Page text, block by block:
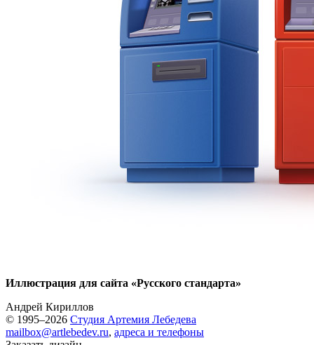
Иллюстрация для сайта «Русского стандарта»
Андрей Кириллов
© 1995–2026 Студия Артемия Лебедева
mailbox@artlebedev.ru, адреса и телефоны